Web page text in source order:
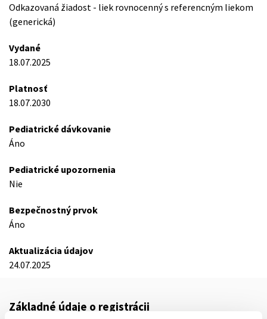
Odkazovaná žiadost - liek rovnocenný s referencným liekom
(generická)
Vydané
18.07.2025
Platnosť
18.07.2030
Pediatrické dávkovanie
Áno
Pediatrické upozornenia
Nie
Bezpečnostný prvok
Áno
Aktualizácia údajov
24.07.2025
Základné údaje o registrácii